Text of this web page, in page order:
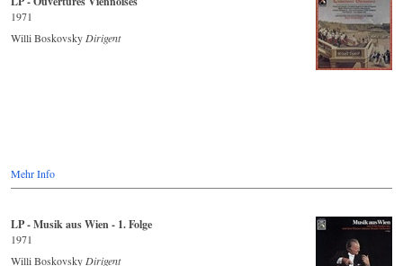
1971
Willi Boskovsky Dirigent
Mehr Info
LP - Musik aus Wien - 1. Folge
1971
Willi Boskovsky Dirigent